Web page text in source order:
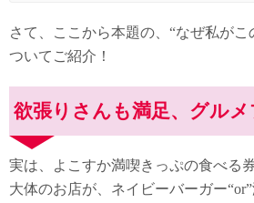
さて、ここから本題の、“なぜ私がこ
ついてご紹介！
欲張りさんも満足、グルメ
実は、よこすか満喫きっぷの食べる
大体のお店が、ネイビーバーガー“or”